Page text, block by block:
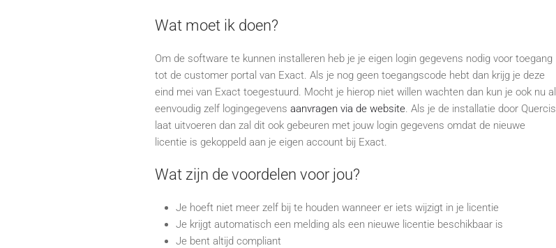
Wat moet ik doen?
Om de software te kunnen installeren heb je je eigen login gegevens nodig voor toegang
tot de customer portal van Exact. Als je nog geen toegangscode hebt dan krijg je deze
eind mei van Exact toegestuurd. Mocht je hierop niet willen wachten dan kun je ook nu al
eenvoudig zelf logingegevens aanvragen via de website. Als je de installatie door Quercis
laat uitvoeren dan zal dit ook gebeuren met jouw login gegevens omdat de nieuwe
licentie is gekoppeld aan je eigen account bij Exact.
Wat zijn de voordelen voor jou?
Je hoeft niet meer zelf bij te houden wanneer er iets wijzigt in je licentie
Je krijgt automatisch een melding als een nieuwe licentie beschikbaar is
Je bent altijd compliant